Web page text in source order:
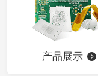
产品展示